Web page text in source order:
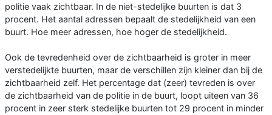
politie vaak zichtbaar. In de niet-stedelijke buurten is dat 3
procent. Het aantal adressen bepaalt de stedelijkheid van een
buurt. Hoe meer adressen, hoe hoger de stedelijkheid.
Ook de tevredenheid over de zichtbaarheid is groter in meer
verstedelijkte buurten, maar de verschillen zijn kleiner dan bij de
zichtbaarheid zelf. Het percentage dat (zeer) tevreden is over
de zichtbaarheid van de politie in de buurt, loopt uiteen van 36
procent in zeer sterk stedelijke buurten tot 29 procent in minder